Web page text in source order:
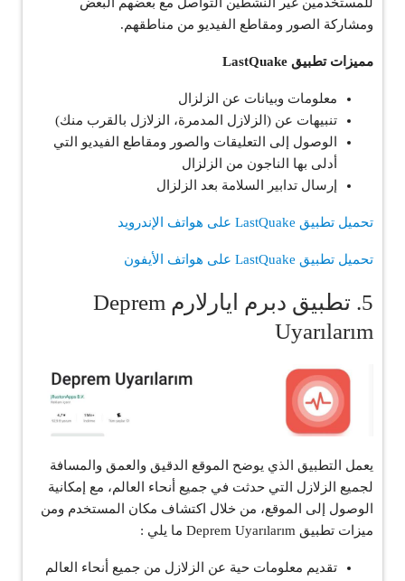
ومشاركة الصور ومقاطع الفيديو من مناطقهم.
مميزات تطبيق LastQuake
معلومات وبيانات عن الزلزال
تنبيهات عن (الزلازل المدمرة، الزلازل بالقرب منك)
الوصول إلى التعليقات والصور ومقاطع الفيديو التي
أدلى بها الناجون من الزلزال
إرسال تدابير السلامة بعد الزلزال
تحميل تطبيق LastQuake على هواتف الإندرويد
تحميل تطبيق LastQuake على هواتف الأيفون
5. تطبيق دبرم ايارلارم Deprem
Uyarılarım
يعمل التطبيق الذي يوضح الموقع الدقيق والعمق والمسافة
لجميع الزلازل التي حدثت في جميع أنحاء العالم، مع إمكانية
الوصول إلى الموقع، من خلال اكتشاف مكان المستخدم ومن
ميزات تطبيق Deprem Uyarılarım ما يلي :
تقديم معلومات حية عن الزلازل من جميع أنحاء العالم